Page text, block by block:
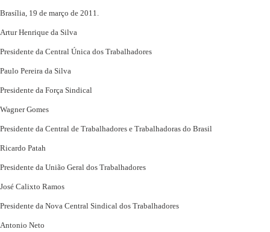
Brasília, 19 de março de 2011.
Artur Henrique da Silva
Presidente da Central Única dos Trabalhadores
Paulo Pereira da Silva
Presidente da Força Sindical
Wagner Gomes
Presidente da Central de Trabalhadores e Trabalhadoras do Brasil
Ricardo Patah
Presidente da União Geral dos Trabalhadores
José Calixto Ramos
Presidente da Nova Central Sindical dos Trabalhadores
Antonio Neto